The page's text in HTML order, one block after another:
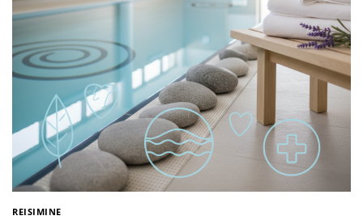
REISIMINE